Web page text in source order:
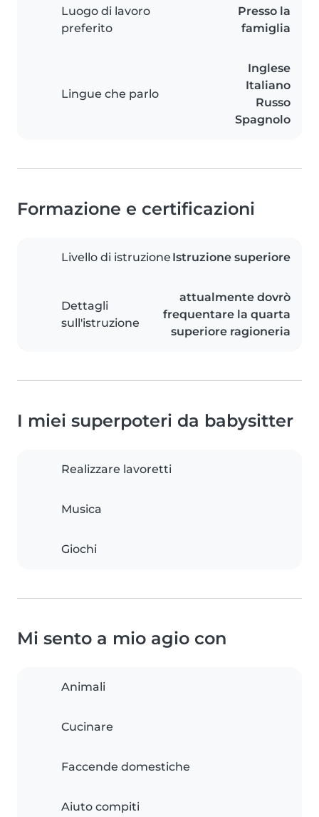
Luogo di lavoro
preferito
Presso la
famiglia
Lingue che parlo
Inglese
Italiano
Russo
Spagnolo
Formazione e certificazioni
Livello di istruzione Istruzione superiore
Dettagli
sull'istruzione
attualmente dovrò
frequentare la quarta
superiore ragioneria
I miei superpoteri da babysitter
Realizzare lavoretti
Musica
Giochi
Mi sento a mio agio con
Animali
Cucinare
Faccende domestiche
Aiuto compiti